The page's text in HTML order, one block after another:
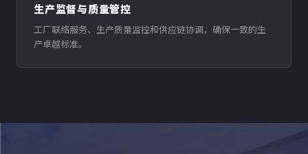
生产监督与质量管控
工厂联络服务、生产质量监控和供应链协调，确保一致的生
产卓越标准。